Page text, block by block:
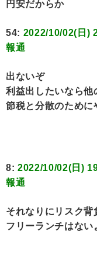
円安だからか
54: 2022/10/02(日)
報通
出ないぞ
利益出したいなら他
節税と分散のために
8: 2022/10/02(日)
報通
それなりにリスク背
フリーランチはない